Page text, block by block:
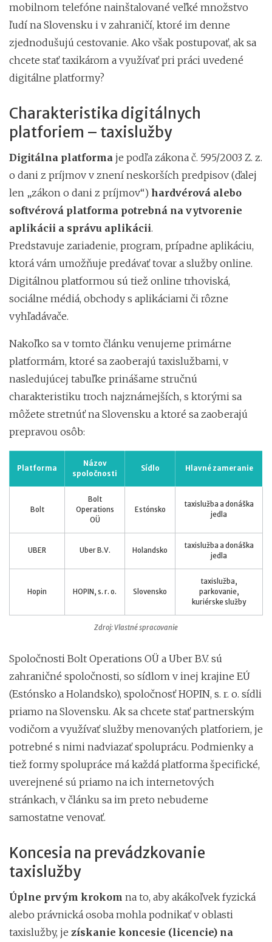
mobilnom telefóne nainštalované veľké množstvo
ľudí na Slovensku i v zahraničí, ktoré im denne
zjednodušujú cestovanie. Ako však postupovať, ak sa
chcete stať taxikárom a využívať pri práci uvedené
digitálne platformy?
Charakteristika digitálnych
platforiem – taxislužby
Digitálna platforma je podľa zákona č. 595/2003 Z. z.
o dani z príjmov v znení neskorších predpisov (ďalej
len „zákon o dani z príjmov“) hardvérová alebo
softvérová platforma potrebná na vytvorenie
aplikácii a správu aplikácii.
Predstavuje zariadenie, program, prípadne aplikáciu,
ktorá vám umožňuje predávať tovar a služby online.
Digitálnou platformou sú tiež online trhoviská,
sociálne médiá, obchody s aplikáciami či rôzne
vyhľadávače.
Nakoľko sa v tomto článku venujeme primárne
platformám, ktoré sa zaoberajú taxislužbami, v
nasledujúcej tabuľke prinášame stručnú
charakteristiku troch najznámejších, s ktorými sa
môžete stretnúť na Slovensku a ktoré sa zaoberajú
prepravou osôb:
Zdroj: Vlastné spracovanie
Platforma
Názov
spoločnosti
Sídlo Hlavné zameranie
Bolt
Bolt
Operations
OÜ
Estónsko
taxislužba a donáška
jedla
UBER Uber B.V. Holandsko
taxislužba a donáška
jedla
Hopin HOPIN, s. r. o. Slovensko
taxislužba,
parkovanie,
kuriérske služby
Spoločnosti Bolt Operations OÜ a Uber B.V. sú
zahraničné spoločnosti, so sídlom v inej krajine EÚ
(Estónsko a Holandsko), spoločnosť HOPIN, s. r. o. sídli
priamo na Slovensku. Ak sa chcete stať partnerským
vodičom a využívať služby menovaných platforiem, je
potrebné s nimi nadviazať spoluprácu. Podmienky a
tiež formy spolupráce má každá platforma špecifické,
uverejnené sú priamo na ich internetových
stránkach, v článku sa im preto nebudeme
samostatne venovať.
Koncesia na prevádzkovanie
taxislužby
Úplne prvým krokom na to, aby akákoľvek fyzická
alebo právnická osoba mohla podnikať v oblasti
taxislužby, je získanie koncesie (licencie) na